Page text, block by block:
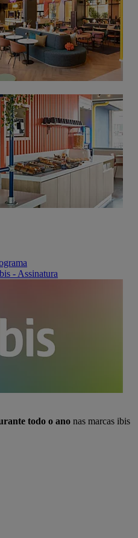
- Assinatura
todo o ano nas marcas ibis